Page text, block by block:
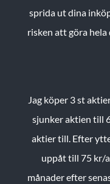
sprida ut dina
risken att göra
Jag köper 3 st
sjunker aktien till
aktier till. Efter
uppåt till 75 kr/
månader efter